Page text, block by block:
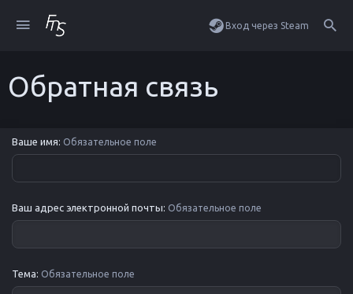
Вход через Steam
Обратная связь
Ваше имя Обязательное поле
Ваш адрес электронной почты Обязательное поле
Тема Обязательное поле